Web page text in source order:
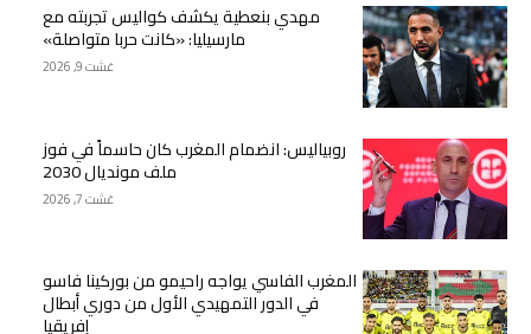
مهدي بنعطية يكشف كواليس تجربته مع
مارسيليا: «كانت حربا متواصلة»
غشت 9, 2026
روبياليس: انضمام المغرب كان حاسماً في فوز
ملف مونديال 2030
غشت 7, 2026
المغرب الفاسي يواجه راحيمو من بوركينا فاسو
في الدور التمهيدي الأول من دوري أبطال
إفريقيا